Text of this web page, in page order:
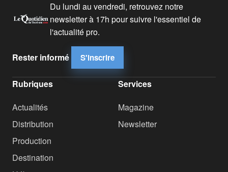
Du lundi au vendredi, retrouvez notre
newsletter à 17h pour suivre l'essentiel de
l'actualité pro.
Rester informé S'inscrire
Rubriques
Actualités
Distribution
Production
Destination
Services
Magazine
Newsletter